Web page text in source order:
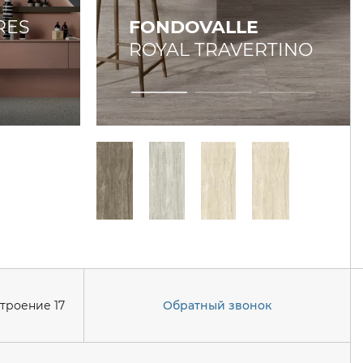
FONDOVALLE
ROYAL TRAVERTINO
17 Обратный звонок